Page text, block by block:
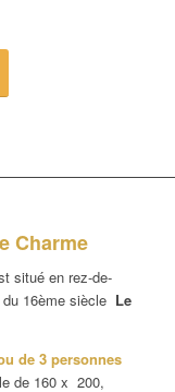
Charme
situé en rez-de-
16ème siècle Le
de 3 personnes
de 160 x 200,